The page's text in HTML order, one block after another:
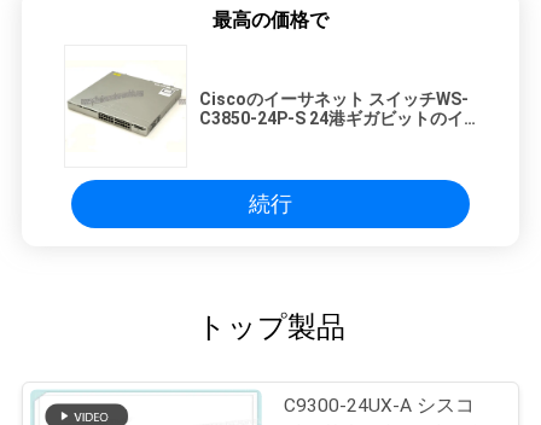
最高の価格で
Ciscoのイーサネット スイッチWS-
C3850-24P-S 24港ギガビットのイ
続行
トップ製品
C9300-24UX-A シスコ